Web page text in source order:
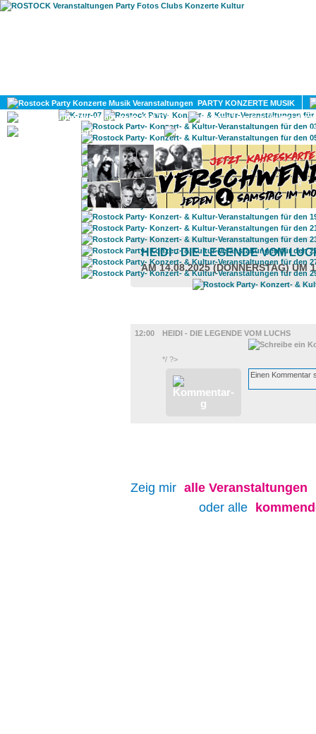
PARTY KONZERTE MUSIK
KULTUR
GAY
HEIDI - DIE LEGENDE VOM
AM 14.08.2025 (DONNERSTAG) UM
12:00
HEIDI - DIE LEGENDE VOM LUCHS
*/ ?>
Zeig mir alle Veranstaltungen
oder alle